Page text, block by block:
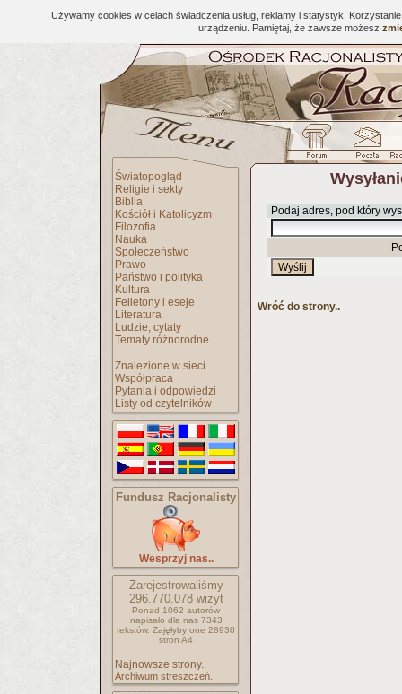
Używamy cookies w celach świadczenia usług, reklamy i statystyk.
urządzeniu. Pamiętaj, że zawsze możesz
Światopogląd
Religie i sekty
Biblia
Kościół i Katolicyzm
Filozofia
Nauka
Społeczeństwo
Prawo
Państwo i polityka
Kultura
Felietony i eseje
Literatura
Ludzie, cytaty
Tematy różnorodne
Znalezione w sieci
Współpraca
Pytania i odpowiedzi
Listy od czytelników
Fundusz Racjonalisty
Wesprzyj nas..
Zarejestrowaliśmy
296.770.078wizyt
Ponad 1062 autorów
napisało dla nas 7343
tekstów. Zajęłyby one 28930
stron A4
Najnowsze strony..
Archiwum streszczeń..
Podaj adres, pod który
Wróć do strony..